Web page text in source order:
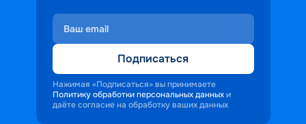
Подписаться
Нажимая «Подписаться» вы принимаете
Политику обработки персональных данных и
даёте согласие на обработку ваших данных